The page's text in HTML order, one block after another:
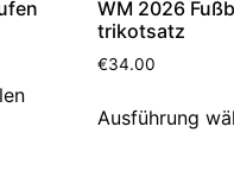
WM 2026
trikotsatz
€34.00
Ausführung